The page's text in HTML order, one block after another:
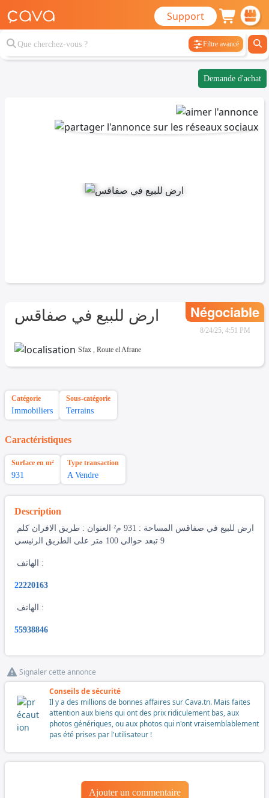
Support
Filtre avancé
Demande d'achat
ارض للبيع في صفاقس Négociable
8/24/25, 4:51 PM
Sfax , Route el Afrane
Catégorie
Immobiliers
Sous-catégorie
Terrains
Caractéristiques
Surface en m²
931
Type transaction
A Vendre
Description
ارض للبيع في صفاقس المساحة : 931 م² العنوان : طريق الافران كلم
9 تبعد حوالي 100 متر على الطريق الرئيسي
الهاتف :
22220163
الهاتف :
55938846
Signaler cette annonce
Conseils de sécurité
Il y a des millions de bonnes affaires sur Cava.tn. Mais faites
attention aux biens qui ont des prix ridiculement bas, aux
photos génériques, ou aux photos qui n'ont vraisemblablement
pas été prises par l'utilisateur !
Ajouter un commentaire